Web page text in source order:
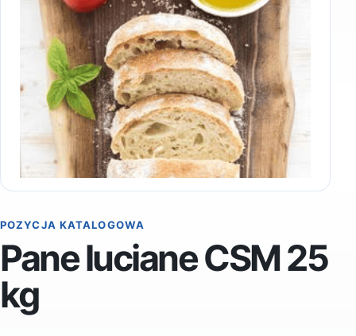
POZYCJA KATALOGOWA
Pane luciane CSM 25
kg